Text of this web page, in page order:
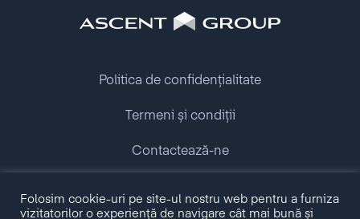
Copyright © 2009 - 2026 Ascent Group.
All rights reserved.
Politica de confidențialitate
Termeni și condiții
Contactează-ne
Folosim cookie-uri pe site-ul nostru web pentru a furniza
vizitatorilor o experiență de navigare cât mai bună și